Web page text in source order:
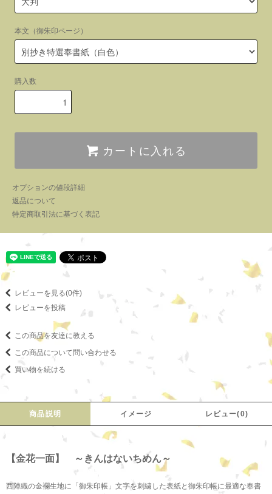
本文（御朱印ページ）
購入数
カートに入れる
オプションの値段詳細
返品について
特定商取引法に基づく表記
レビューを見る(0件)
レビューを投稿
この商品を友達に教える
この商品について問い合わせる
買い物を続ける
商品説明 イメージ レビュー(0)
【金花一面】 ～きんはないちめん～
西陣織の金襴生地に「御朱印帳」文字を刺繍した表紙と御朱印帳に最適な奉書